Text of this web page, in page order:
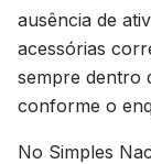
ausência de
acessórias
sempre dentro
conforme o
No Simples